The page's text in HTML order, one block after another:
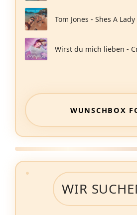
Tom Jones - Shes A Lady
Wirst du mich lieben -
WUNSCHBOX
WIR